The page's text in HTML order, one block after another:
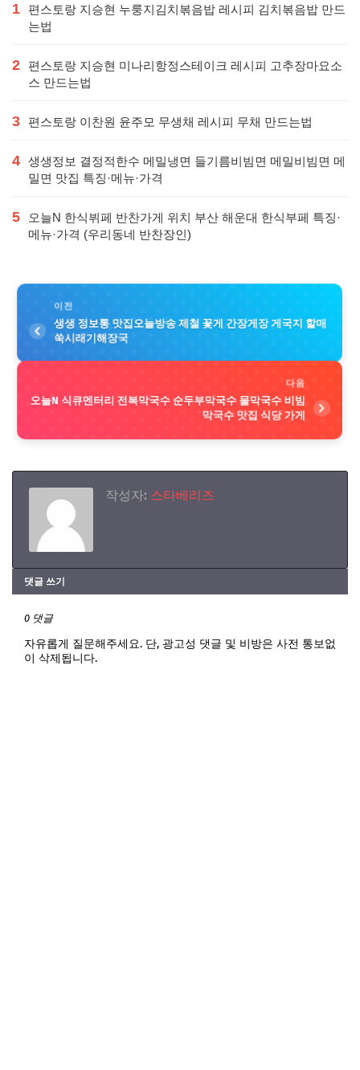
1
편스토랑 지승현 누룽지김치볶음밥 레시피 김치볶음밥 만드
는법
2
편스토랑 지승현 미나리항정스테이크 레시피 고추장마요소
스 만드는법
3 편스토랑 이찬원 윤주모 무생채 레시피 무채 만드는법
4 생생정보 결정적한수 메밀냉면 들기름비빔면 메밀비빔면 메
밀면 맛집 특징·메뉴·가격
5
오늘N 한식뷔페 반찬가게 위치 부산 해운대 한식부페 특징·
메뉴·가격 (우리동네 반찬장인)
이전
생생 정보통 맛집오늘방송 제철 꽃게 간장게장 게국지 할매
쑥시래기해장국
다음
오늘N 식큐멘터리 전복막국수 순두부막국수 물막국수 비빔
막국수 맛집 식당 가게
작성자: 스타베리즈
댓글 쓰기
0 댓글
자유롭게 질문해주세요. 단, 광고성 댓글 및 비방은 사전 통보없
이 삭제됩니다.